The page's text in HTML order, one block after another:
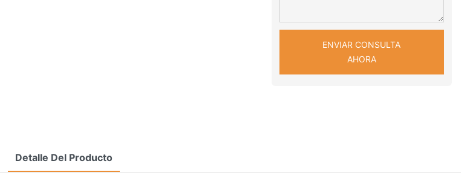
ENVIAR CONSULTA
AHORA
Detalle Del Producto